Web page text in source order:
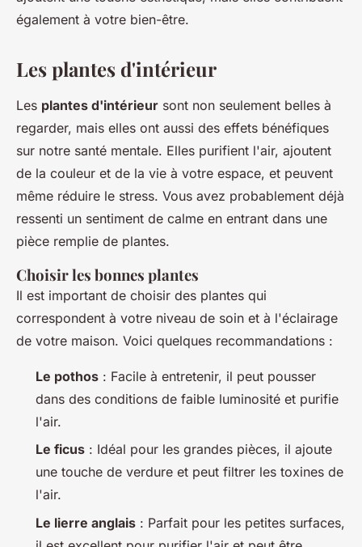
également à votre bien-être.
Les plantes d'intérieur
Les plantes d'intérieur sont non seulement belles à
regarder, mais elles ont aussi des effets bénéfiques
sur notre santé mentale. Elles purifient l'air, ajoutent
de la couleur et de la vie à votre espace, et peuvent
même réduire le stress. Vous avez probablement déjà
ressenti un sentiment de calme en entrant dans une
pièce remplie de plantes.
Choisir les bonnes plantes
Il est important de choisir des plantes qui
correspondent à votre niveau de soin et à l'éclairage
de votre maison. Voici quelques recommandations :
Le pothos : Facile à entretenir, il peut pousser
dans des conditions de faible luminosité et purifie
l'air.
Le ficus : Idéal pour les grandes pièces, il ajoute
une touche de verdure et peut filtrer les toxines de
l'air.
Le lierre anglais : Parfait pour les petites surfaces,